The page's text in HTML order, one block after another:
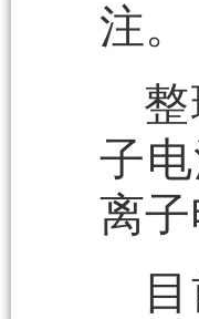
注。
整
子
离